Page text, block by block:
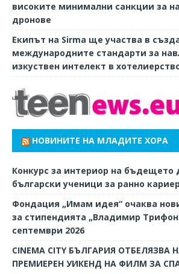
високите минимални санкции за
дронове
Екипът на Sirma ще участва в
международните стандарти за
изкуствен интелект в
НОВИНИТЕ НА МЛАДИТЕ ХОРА
Конкурс за интериор на бъдещето
български ученици за ранно
Фондация „Имам идея“ очаква
за стипендията „Владимир
септември 2026
CINEMA CITY БЪЛГАРИЯ ОТБЕЛЯЗВА
ПРЕМИЕРЕН УИКЕНД НА ФИЛМ ЗА